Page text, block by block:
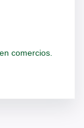
comercios.